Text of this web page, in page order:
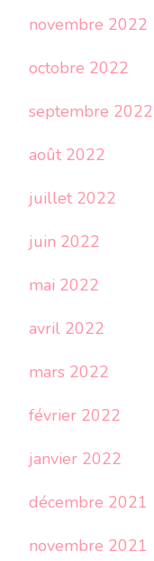
novembre 2022
octobre 2022
septembre 2022
août 2022
juillet 2022
juin 2022
mai 2022
avril 2022
mars 2022
février 2022
janvier 2022
décembre 2021
novembre 2021